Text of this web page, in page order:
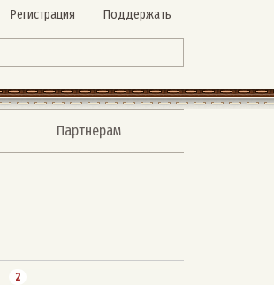
Регистрация Поддержать
Партнерам
2